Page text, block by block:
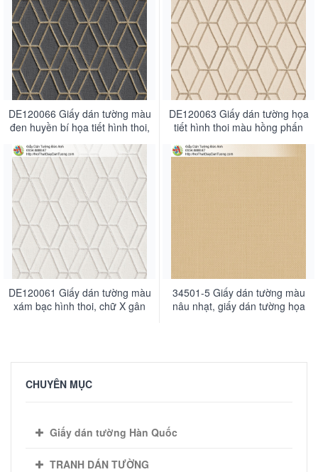
CHUYÊN MỤC
Giấy dán tường Hàn Quốc
TRANH DÁN TƯỜNG
DE120066 Giấy dán tường màu
đen huyền bí họa tiết hình thoi,
sọc caro bắt mắt
DE120063 Giấy dán tường họa
tiết hình thoi màu hồng phấn
DE120061 Giấy dán tường màu
xám bạc hình thoi, chữ X gân
34501-5 Giấy dán tường màu
nâu nhạt, giấy dán tường họa